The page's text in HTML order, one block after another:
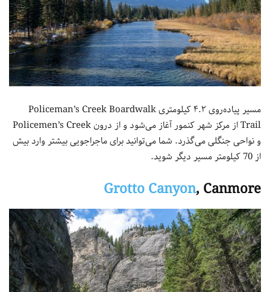
مسیر پیاده‌روی ۴.۲ کیلومتری Policeman’s Creek Boardwalk
Trail از مرکز شهر کنمور آغاز می‌شود و از درون Policemen’s Creek
و نواحی جنگلی می‌گذرد. شما می‌توانید برای ماجراجویی بیشتر وارد بیش
از 70 کیلومتر مسیر دیگر شوید.
Grotto Canyon, Canmore